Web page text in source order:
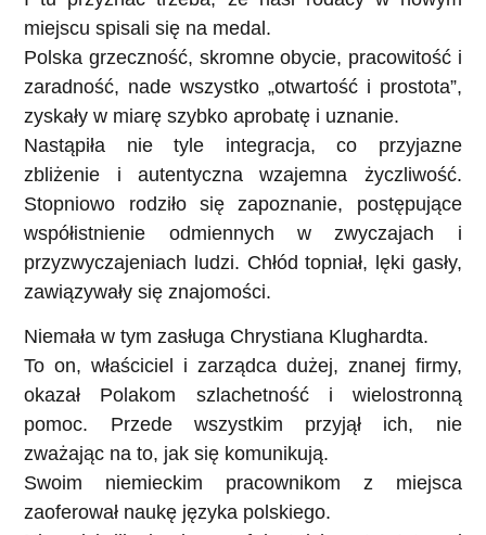
miejscu spisali się na medal.
Polska grzeczność, skromne obycie, pracowitość i
zaradność, nade wszystko „otwartość i prostota”,
zyskały w miarę szybko aprobatę i uznanie.
Nastąpiła nie tyle integracja, co przyjazne
zbliżenie i autentyczna wzajemna życzliwość.
Stopniowo rodziło się zapoznanie, postępujące
współistnienie odmiennych w zwyczajach i
przyzwyczajeniach ludzi. Chłód topniał, lęki gasły,
zawiązywały się znajomości.
Niemała w tym zasługa Chrystiana Klughardta.
To on, właściciel i zarządca dużej, znanej firmy,
okazał Polakom szlachetność i wielostronną
pomoc. Przede wszystkim przyjął ich, nie
zważając na to, jak się komunikują.
Swoim niemieckim pracownikom z miejsca
zaoferował naukę języka polskiego.